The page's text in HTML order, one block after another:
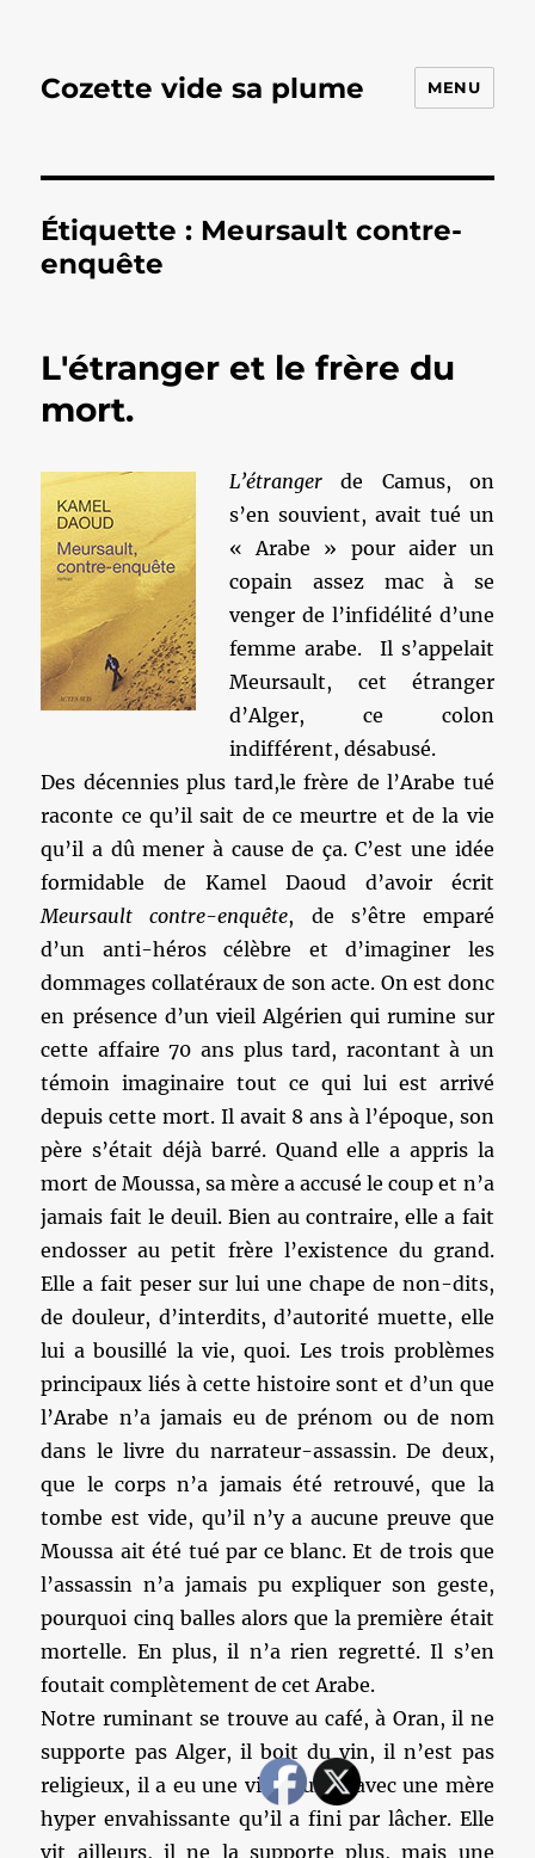
Cozette vide sa plume MENU
Étiquette : Meursault contre-
enquête
L'étranger et le frère du
mort.
L’étranger de Camus, on
s’en souvient, avait tué un
« Arabe » pour aider un
copain assez mac à se
venger de l’infidélité d’une
femme arabe. Il s’appelait
Meursault, cet étranger
d’Alger, ce colon
indifférent, désabusé.
Des décennies plus tard,le frère de l’Arabe tué
raconte ce qu’il sait de ce meurtre et de la vie
qu’il a dû mener à cause de ça. C’est une idée
formidable de Kamel Daoud d’avoir écrit
Meursault contre-enquête, de s’être emparé
d’un anti-héros célèbre et d’imaginer les
dommages collatéraux de son acte. On est donc
en présence d’un vieil Algérien qui rumine sur
cette affaire 70 ans plus tard, racontant à un
témoin imaginaire tout ce qui lui est arrivé
depuis cette mort. Il avait 8 ans à l’époque, son
père s’était déjà barré. Quand elle a appris la
mort de Moussa, sa mère a accusé le coup et n’a
jamais fait le deuil. Bien au contraire, elle a fait
endosser au petit frère l’existence du grand.
Elle a fait peser sur lui une chape de non-dits,
de douleur, d’interdits, d’autorité muette, elle
lui a bousillé la vie, quoi. Les trois problèmes
principaux liés à cette histoire sont et d’un que
l’Arabe n’a jamais eu de prénom ou de nom
dans le livre du narrateur-assassin. De deux,
que le corps n’a jamais été retrouvé, que la
tombe est vide, qu’il n’y a aucune preuve que
Moussa ait été tué par ce blanc. Et de trois que
l’assassin n’a jamais pu expliquer son geste,
pourquoi cinq balles alors que la première était
mortelle. En plus, il n’a rien regretté. Il s’en
foutait complètement de cet Arabe.
Notre ruminant se trouve au café, à Oran, il ne
supporte pas Alger, il boit du vin, il n’est pas
religieux, il a eu une vie pourrie avec une mère
hyper envahissante qu’il a fini par lâcher. Elle
vit ailleurs, il ne la supporte plus, mais une